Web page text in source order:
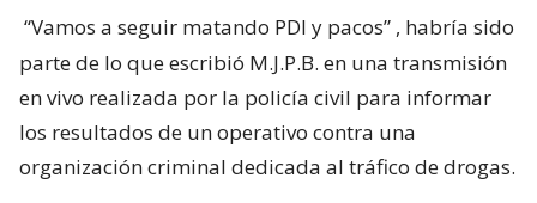
“Vamos a seguir matando PDI y pacos” , habría sido
parte de lo que escribió M.J.P.B. en una transmisión
en vivo realizada por la policía civil para informar
los resultados de un operativo contra una
organización criminal dedicada al tráfico de drogas.